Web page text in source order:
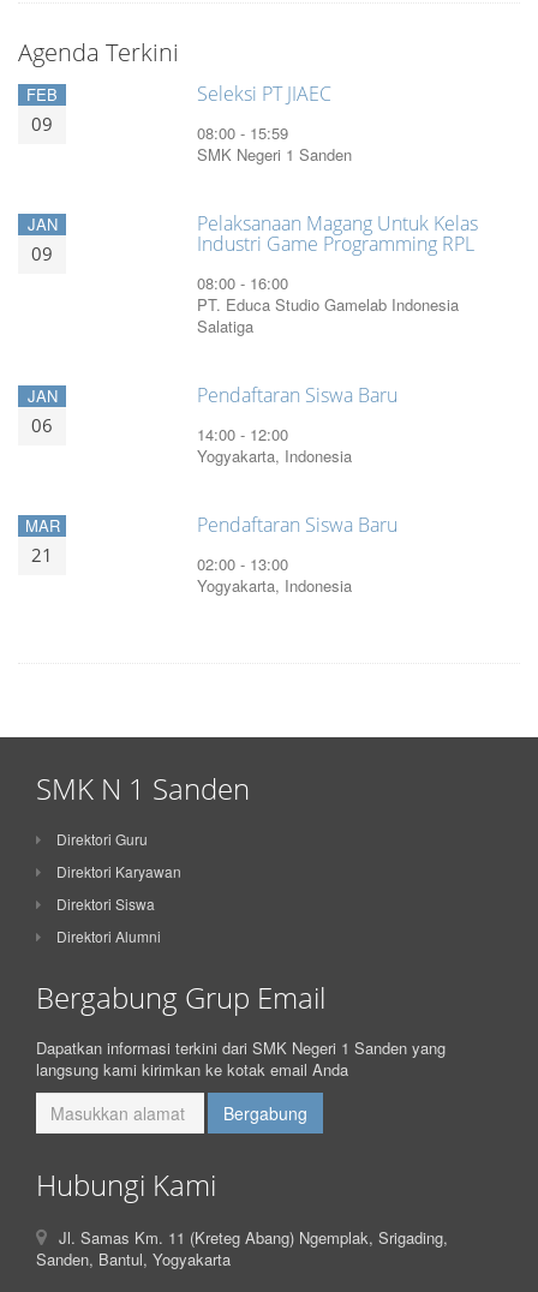
Agenda Terkini
FEB
09
Seleksi PT JIAEC
08:00 - 15:59
SMK Negeri 1 Sanden
JAN
09
Pelaksanaan Magang Untuk Kelas
Industri Game Programming RPL
08:00 - 16:00
PT. Educa Studio Gamelab Indonesia
Salatiga
JAN
06
Pendaftaran Siswa Baru
14:00 - 12:00
Yogyakarta, Indonesia
MAR
21
Pendaftaran Siswa Baru
02:00 - 13:00
Yogyakarta, Indonesia
SMK N 1 Sanden
Direktori Guru
Direktori Karyawan
Direktori Siswa
Direktori Alumni
Bergabung Grup Email
Dapatkan informasi terkini dari SMK Negeri 1 Sanden yang
langsung kami kirimkan ke kotak email Anda
Hubungi Kami
Jl. Samas Km. 11 (Kreteg Abang) Ngemplak, Srigading,
Sanden, Bantul, Yogyakarta